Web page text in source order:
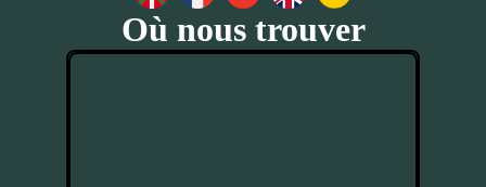
Où nous trouver